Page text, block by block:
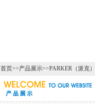
首页>>产品展示>>PARKER（派克）